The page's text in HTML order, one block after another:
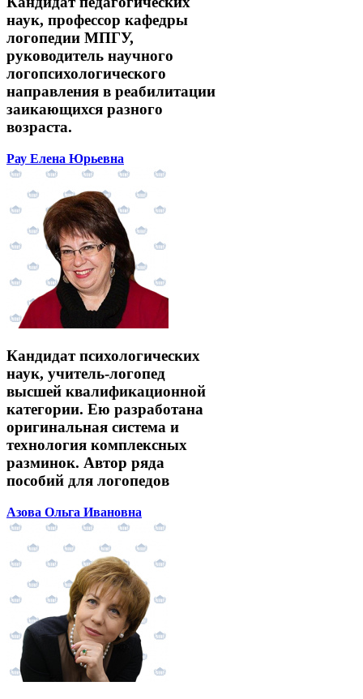
наук, профессор кафедры
логопедии МПГУ,
руководитель научного
логопсихологического
направления в реабилитации
заикающихся разного
возраста.
Рау Елена Юрьевна
Кандидат психологических
наук, учитель-логопед
высшей квалификационной
категории. Ею разработана
оригинальная система и
технология комплексных
разминок. Автор ряда
пособий для логопедов
Азова Ольга Ивановна